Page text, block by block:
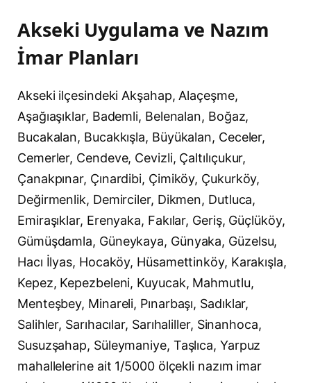
Akseki Uygulama ve Nazım
İmar Planları
Akseki ilçesindeki Akşahap, Alaçeşme,
Aşağıaşıklar, Bademli, Belenalan, Boğaz,
Bucakalan, Bucakkışla, Büyükalan, Ceceler,
Cemerler, Cendeve, Cevizli, Çaltılıçukur,
Çanakpınar, Çınardibi, Çimiköy, Çukurköy,
Değirmenlik, Demirciler, Dikmen, Dutluca,
Emiraşıklar, Erenyaka, Fakılar, Geriş, Güçlüköy,
Gümüşdamla, Güneykaya, Günyaka, Güzelsu,
Hacı İlyas, Hocaköy, Hüsamettinköy, Karakışla,
Kepez, Kepezbeleni, Kuyucak, Mahmutlu,
Menteşbey, Minareli, Pınarbaşı, Sadıklar,
Salihler, Sarıhacılar, Sarıhaliller, Sinanhoca,
Susuzşahap, Süleymaniye, Taşlıca, Yarpuz
mahallelerine ait 1/5000 ölçekli nazım imar